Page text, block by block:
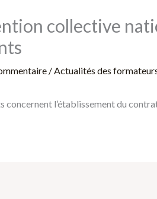
collective
/Actualités des
concernent l’établissement du